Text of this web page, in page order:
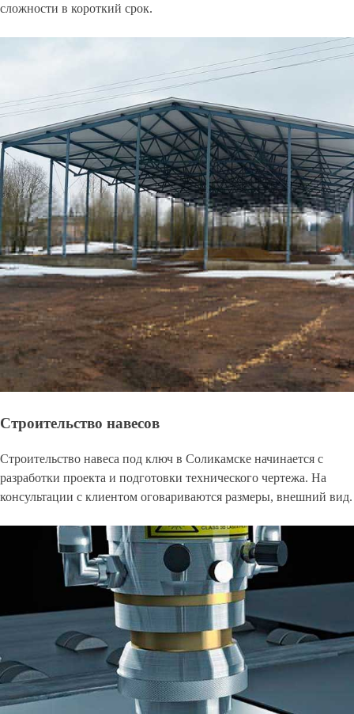
сложности в короткий срок.
Строительство навесов
Строительство навеса под ключ в Соликамске начинается с
разработки проекта и подготовки технического чертежа. На
консультации с клиентом оговариваются размеры, внешний вид.